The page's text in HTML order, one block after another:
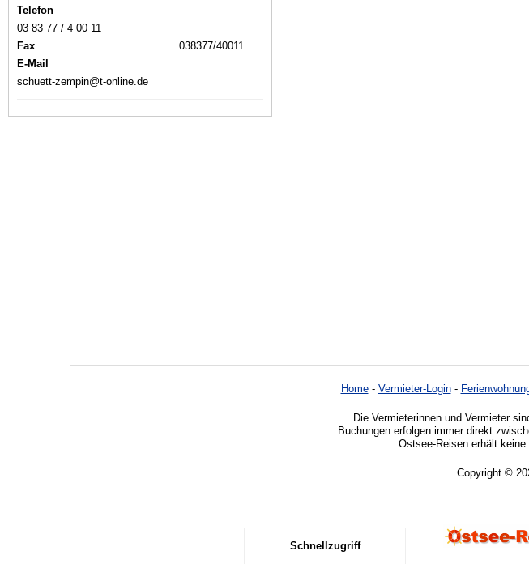
Telefon
03 83 77 / 4 00 11
Fax
038377/40011
E-Mail
schuett-zempin@t-online.de
Home- Vermieter-Login-
Die Vermieterinnen und Vermieter
Buchungen erfolgen immer direkt
Ostsee-Reisen erhält
Copyright ©
Schnellzugriff